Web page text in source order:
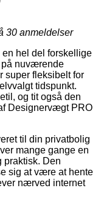
30 anmeldelser
en hel del forskellige
på nuværende
super fleksibelt for
tidspunkt.
og tit også den
Designervægt PRO
til din privatbolig
mange gange en
praktisk. Den
sig at være at hente
nærved internet